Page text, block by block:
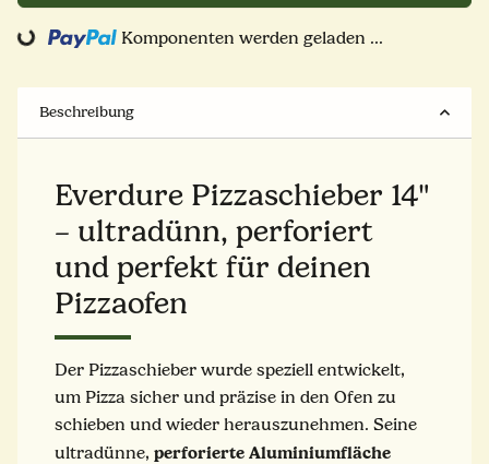
Komponenten werden geladen ...
Beschreibung
Everdure Pizzaschieber 14"
– ultradünn, perforiert
und perfekt für deinen
Pizzaofen
Der Pizzaschieber wurde speziell entwickelt,
um Pizza sicher und präzise in den Ofen zu
schieben und wieder herauszunehmen. Seine
ultradünne, perforierte Aluminiumfläche